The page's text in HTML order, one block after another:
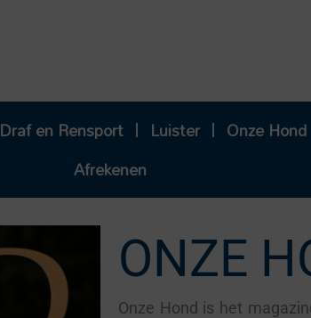
Draf en Rensport Luister Onze Hond
Afrekenen
ONZE
Onze Hond is het